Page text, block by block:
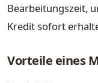
Bearbeitungszeit,
Kredit sofort
Vorteile eines